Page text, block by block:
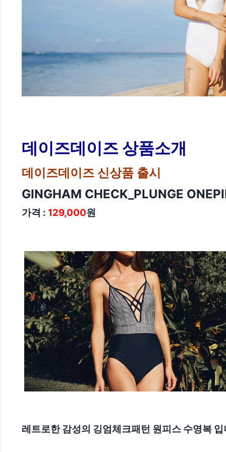
데이즈데이즈 상품소개
데이즈데이즈 신상품 출시
GINGHAM CHECK_PLUNGE
가격 : 129,000원
레트로한 감성의 깅엄체크패턴 원피스 수영복